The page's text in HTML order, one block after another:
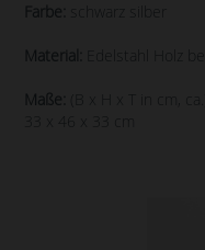
Farbe: schwarz silber
Material: Edelstahl Holz
Maße:
(B x H x T in cm, ca.)